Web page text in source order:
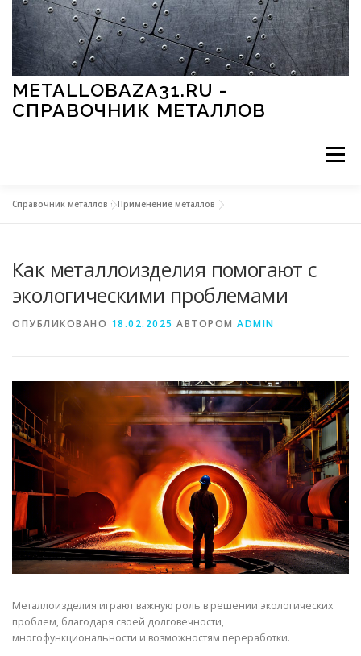
Перейти к содержимому
METALLOBAZA31.RU -
СПРАВОЧНИК МЕТАЛЛОВ
Меню
МЕТАЛЛЫ И ОКРУЖАЮЩАЯ СРЕДА
СВОЙСТВА МЕТАЛЛОВ СОРТА МЕТАЛЛОВ
СТАТЬИ
Справочник металлов »Применение металлов
Как металлоизделия помогают с
экологическими проблемами
ОПУБЛИКОВАНО 18.02.2025 АВТОРОМ ADMIN
Металлоизделия играют важную роль в решении экологических
проблем, благодаря своей долговечности,
многофункциональности и возможностям переработки.